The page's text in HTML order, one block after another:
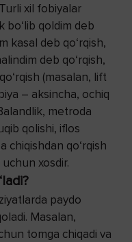
xil fobiyalar
bo‘lib qoldim deb
kasal deb qo‘rqish,
deb qo‘rqish,
(masalan, lift
– aksincha, ochiq
metroda
qolishi, iflos
chiqishdan qo‘rqish
xosdir.
paydo
Masalan,
tomga chiqadi va